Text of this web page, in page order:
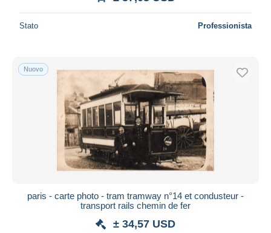
Stato Professionista
Nuovo
paris - carte photo - tram tramway n°14 et condusteur -
transport rails chemin de fer
± 34,57 USD